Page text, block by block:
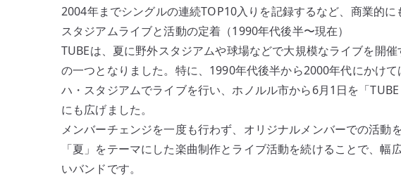
2004年までシングルの連続TOP10入りを記録するなど、商業的に
スタジアムライブと活動の定着（1990年代後半〜現在）
TUBEは、夏に野外スタジアムや球場などで大規模なライブを開
の一つとなりました。特に、1990年代後半から2000年代にかけ
ハ・スタジアムでライブを行い、ホノルル市から6月1日を「
にも広げました。
メンバーチェンジを一度も行わず、オリジナルメンバーでの活動
「夏」をテーマにした楽曲制作とライブ活動を続けることで、
いバンドです。